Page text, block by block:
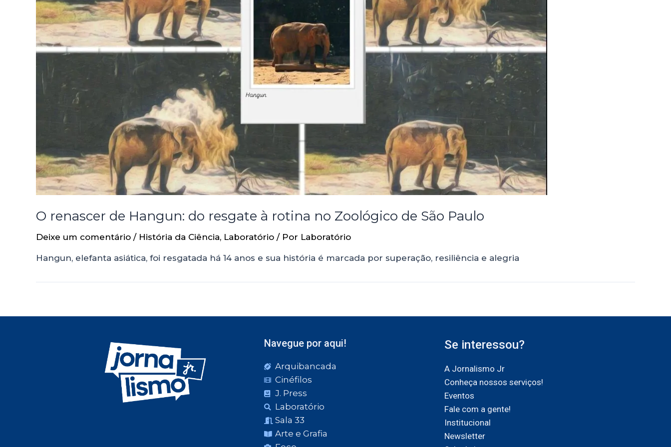
O renascer de Hangun: do resgate à rotina no Zoológico de São Paulo
Deixe um comentário / História da Ciência, Laboratório / Por Laboratório
Hangun, elefanta asiática, foi resgatada há 14 anos e sua história é marcada por superação, resiliência e alegria
Navegue por aqui!
Arquibancada
Cinéfilos
J. Press
Laboratório
Sala 33
Arte e Grafia
Se interessou?
A Jornalismo Jr
Conheça nossos serviços!
Eventos
Fale com a gente!
Institucional
Newsletter